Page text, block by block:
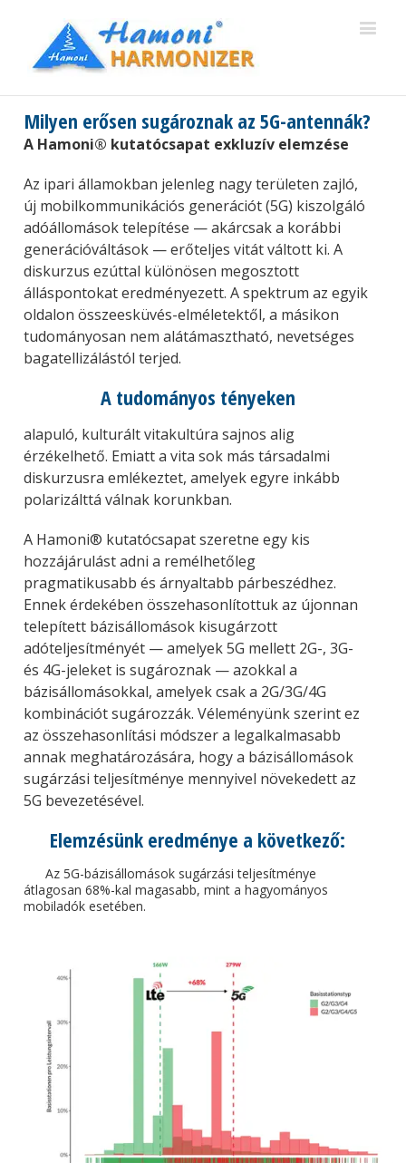
Milyen erősen sugároznak az 5G-antennák?
A Hamoni® kutatócsapat exkluzív elemzése
Az ipari államokban jelenleg nagy területen zajló,
új mobilkommunikációs generációt (5G) kiszolgáló
adóállomások telepítése — akárcsak a korábbi
generációváltások — erőteljes vitát váltott ki. A
diskurzus ezúttal különösen megosztott
álláspontokat eredményezett. A spektrum az egyik
oldalon összeesküvés-elméletektől, a másikon
tudományosan nem alátámasztható, nevetséges
bagatellizálástól terjed.
A tudományos tényeken
alapuló, kulturált vitakultúra sajnos alig
érzékelhető. Emiatt a vita sok más társadalmi
diskurzusra emlékeztet, amelyek egyre inkább
polarizálttá válnak korunkban.
A Hamoni® kutatócsapat szeretne egy kis
hozzájárulást adni a remélhetőleg
pragmatikusabb és árnyaltabb párbeszédhez.
Ennek érdekében összehasonlítottuk az újonnan
telepített bázisállomások kisugárzott
adóteljesítményét — amelyek 5G mellett 2G-, 3G-
és 4G-jeleket is sugároznak — azokkal a
bázisállomásokkal, amelyek csak a 2G/3G/4G
kombinációt sugározzák. Véleményünk szerint ez
az összehasonlítási módszer a legalkalmasabb
annak meghatározására, hogy a bázisállomások
sugárzási teljesítménye mennyivel növekedett az
5G bevezetésével.
Elemzésünk eredménye a következő:
Az 5G-bázisállomások sugárzási teljesítménye
átlagosan 68%-kal magasabb, mint a hagyományos
mobiladók esetében.